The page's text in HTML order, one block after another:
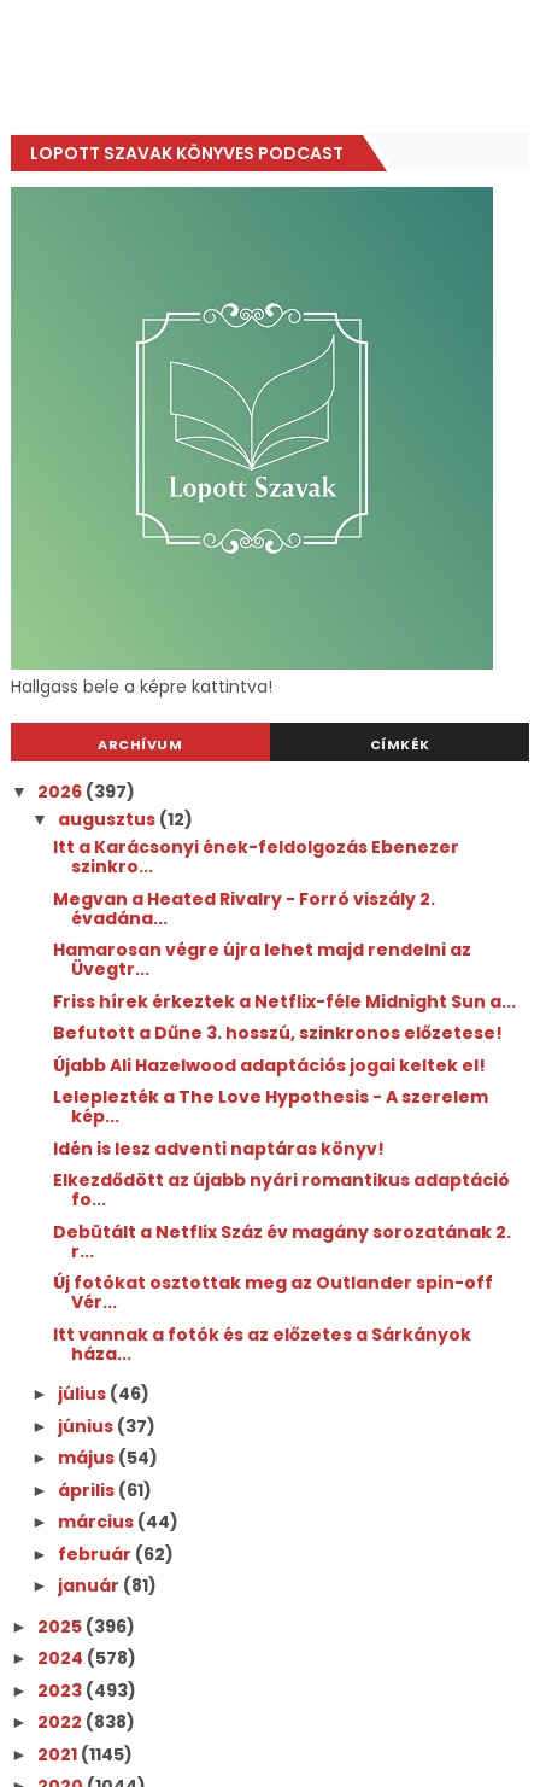
LOPOTT SZAVAK KÖNYVES PODCAST
Hallgass bele a képre kattintva!
ARCHÍVUM CÍMKÉK
▼ 2026 (397)
▼ augusztus (12)
Itt a Karácsonyi ének-feldolgozás Ebenezer
szinkro...
Megvan a Heated Rivalry - Forró viszály 2.
évadána...
Hamarosan végre újra lehet majd rendelni az
Üvegtr...
Friss hírek érkeztek a Netflix-féle Midnight Sun a...
Befutott a Dűne 3. hosszú, szinkronos előzetese!
Újabb Ali Hazelwood adaptációs jogai keltek el!
Leleplezték a The Love Hypothesis - A szerelem
kép...
Idén is lesz adventi naptáras könyv!
Elkezdődött az újabb nyári romantikus adaptáció
fo...
Debütált a Netflix Száz év magány sorozatának 2.
r...
Új fotókat osztottak meg az Outlander spin-off
Vér...
Itt vannak a fotók és az előzetes a Sárkányok
háza...
► július (46)
► június (37)
► május (54)
► április (61)
► március (44)
► február (62)
► január (81)
► 2025 (396)
► 2024 (578)
► 2023 (493)
► 2022 (838)
► 2021 (1145)